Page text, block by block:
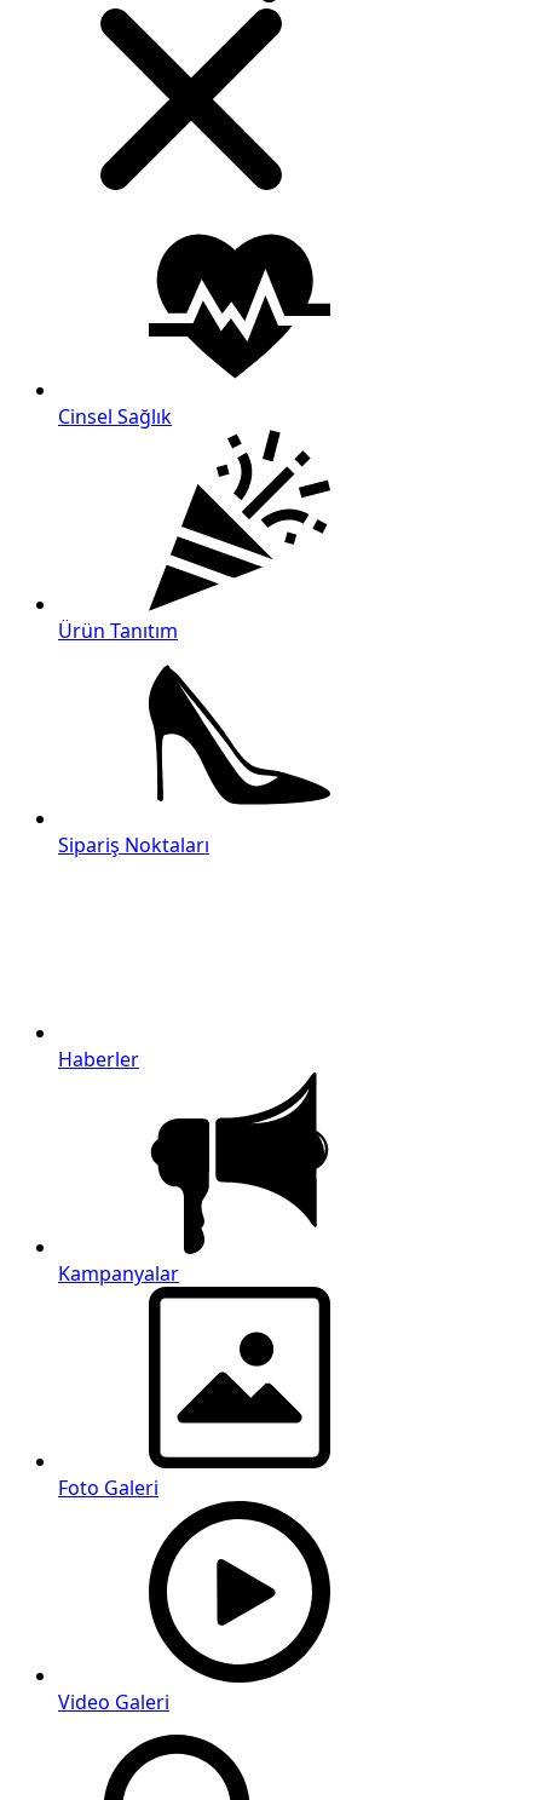
Cinsel Sağlık
Ürün Tanıtım
Sipariş Noktaları
Haberler
Kampanyalar
Foto Galeri
Video Galeri